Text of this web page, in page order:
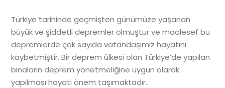
Türkiye tarihinde geçmişten günümüze yaşanan
büyük ve şiddetli depremler olmuştur ve maalesef bu
depremlerde çok sayıda vatandaşımız hayatını
kaybetmiştir. Bir deprem ülkesi olan Türkiye’de yapılan
binaların deprem yönetmeliğine uygun olarak
yapılması hayati önem taşımaktadır.